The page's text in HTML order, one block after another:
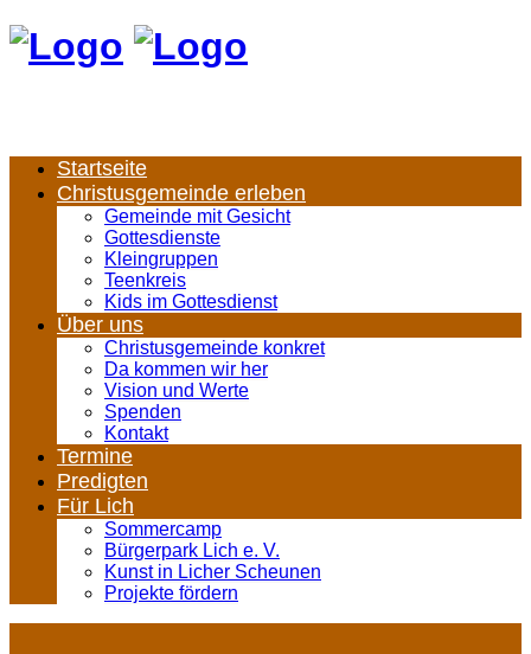
Startseite
Christusgemeinde erleben
Gemeinde mit Gesicht
Gottesdienste
Kleingruppen
Teenkreis
Kids im Gottesdienst
Über uns
Christusgemeinde konkret
Da kommen wir her
Vision und Werte
Spenden
Kontakt
Termine
Predigten
Für Lich
Sommercamp
Bürgerpark Lich e. V.
Kunst in Licher Scheunen
Projekte fördern